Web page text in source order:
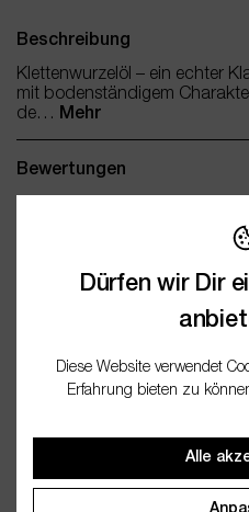
Beschreibung
Klettenwurzelöl – ein echter
mit bodenständigem
de…
Mehr
Bewertungen
Dokumentation
Botanischer Name
Dürfen wir Dir
Diese Website verwendet
Erfahrung bieten zu
Alle